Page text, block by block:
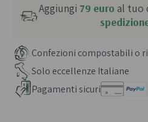
Aggiungi 79 euro al tuo
Confezioni compostabili o
Solo eccellenze Italiane
Pagamenti sicuri